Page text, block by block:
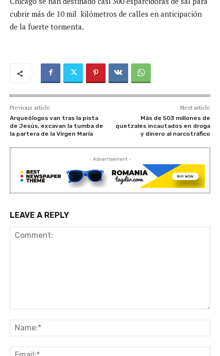
cubrir más de 10 mil kilómetros de calles en anticipación
de la fuerte tormenta.
Previous article
Arqueólogos van tras la pista
de Jesús, excavan la tumba de
la partera de la Virgen María
Next article
Más de 503 millones de
quetzales incautados en droga
y dinero al narcotráfico
- Advertisement -
LEAVE A REPLY